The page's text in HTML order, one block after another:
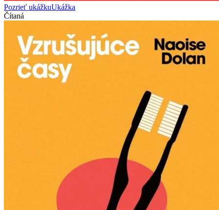
Pozrieť ukážkuUkážka
Čítaná